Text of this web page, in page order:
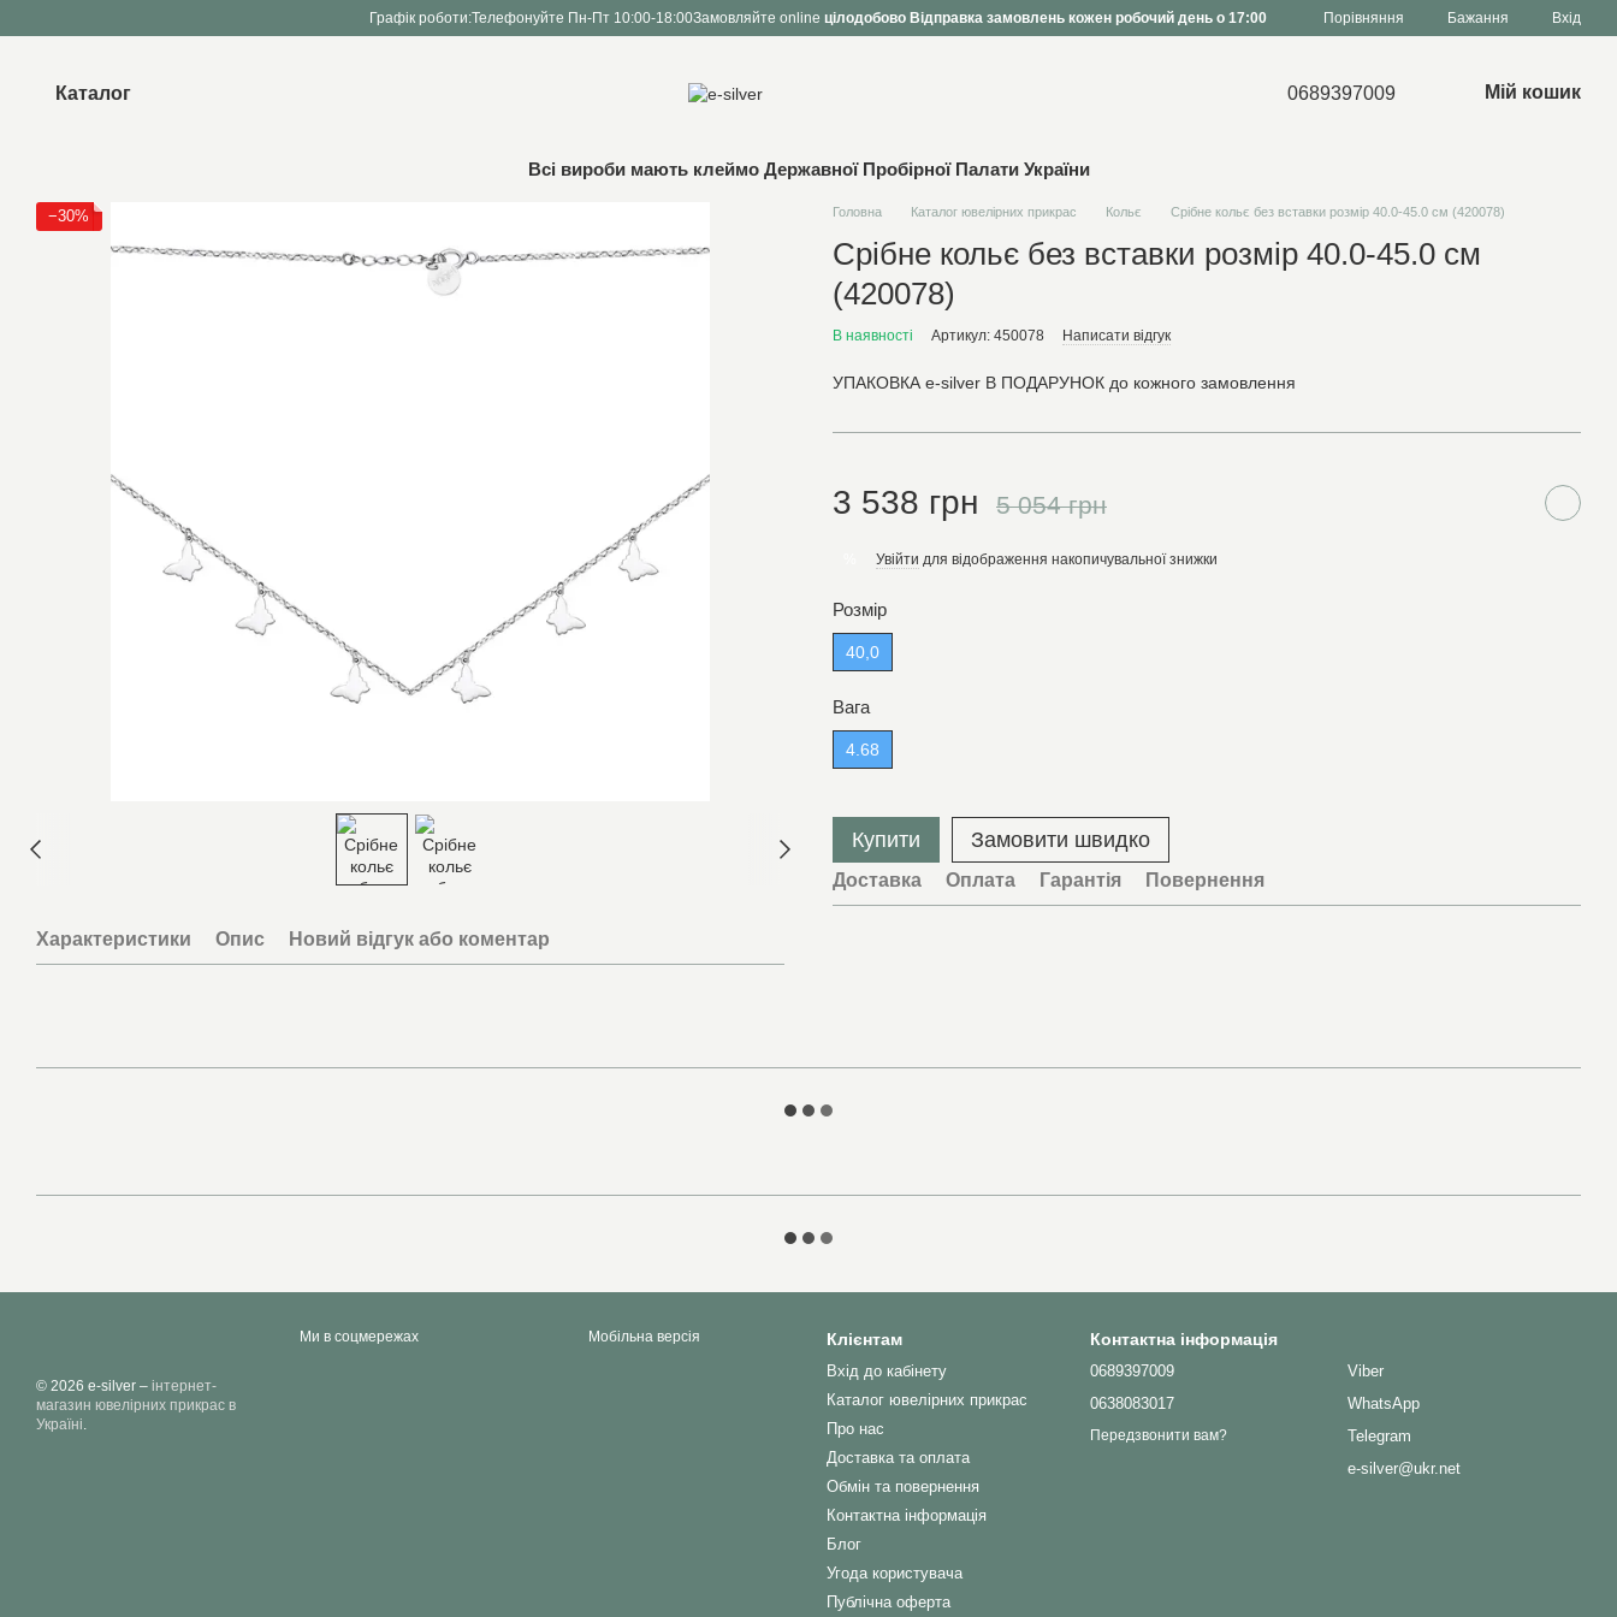
Графік роботи:Телефонуйте Пн-Пт 10:00-18:00Замовляйте online цілодобово Відправка замовлень кожен робочий день о 17:00 Порівняння Бажання Вхід
Каталог 0689397009 Мій кошик
Всі вироби мають клеймо Державної Пробірної Палати України
−30%
Характеристики Опис Новий відгук або коментар
Головна Каталог ювелірних прикрас Кольє Срібне кольє без вставки розмір 40.0-45.0 см (420078)
Срібне кольє без вставки розмір 40.0-45.0 см
(420078)
В наявності Артикул: 450078 Написати відгук
УПАКОВКА e-silver В ПОДАРУНОК до кожного замовлення
3 538 грн 5 054 грн
Увійти для відображення накопичувальної знижки
Розмір
40,0
Вага
4.68
Купити Замовити швидко
Доставка Оплата Гарантія Повернення
© 2026 e-silver – інтернет-
магазин ювелірних прикрас в
Україні.
Ми в соцмережах Мобільна версія Клієнтам
Вхід до кабінету
Каталог ювелірних прикрас
Про нас
Доставка та оплата
Обмін та повернення
Контактна інформація
Блог
Угода користувача
Публічна оферта
Контактна інформація
0689397009
0638083017
Передзвонити вам?
Viber
WhatsApp
Telegram
e-silver@ukr.net